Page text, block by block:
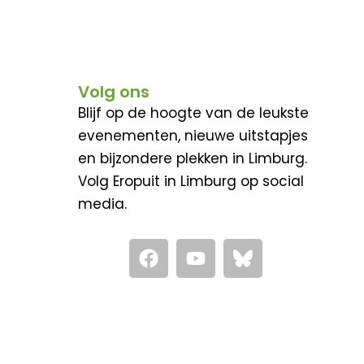
Volg ons
Blijf op de hoogte van de leukste
evenementen, nieuwe uitstapjes
en bijzondere plekken in Limburg.
Volg Eropuit in Limburg op social
media.
F
a
c
Y
o
u